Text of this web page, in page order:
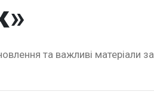
та важливі матеріали за